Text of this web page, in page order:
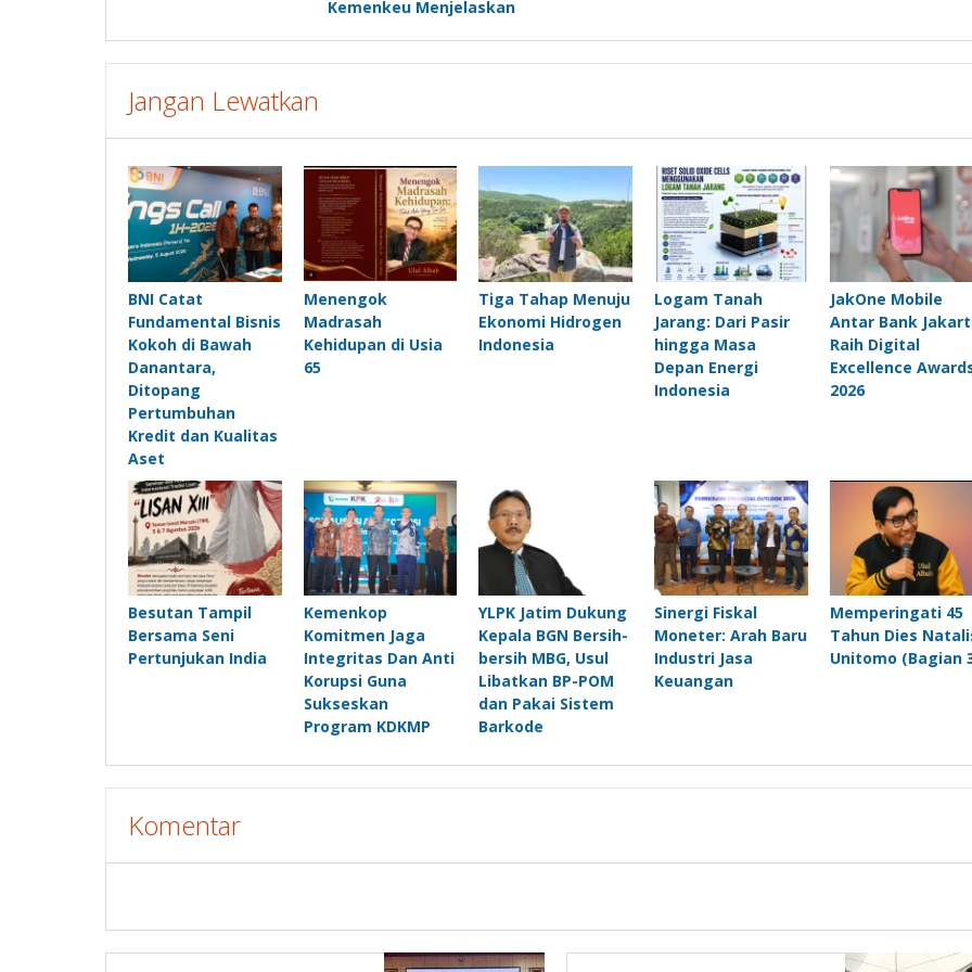
Kemenkeu Menjelaskan
Jangan Lewatkan
BNI Catat
Fundamental Bisnis
Kokoh di Bawah
Danantara,
Ditopang
Pertumbuhan
Kredit dan Kualitas
Aset
Menengok
Madrasah
Kehidupan di Usia
65
Tiga Tahap Menuju
Ekonomi Hidrogen
Indonesia
Logam Tanah
Jarang: Dari Pasir
hingga Masa
Depan Energi
Indonesia
JakOne Mobile
Antar Bank
Raih Digital
Excellence
2026
Besutan Tampil
Bersama Seni
Pertunjukan India
Kemenkop
Komitmen Jaga
Integritas Dan Anti
Korupsi Guna
Sukseskan
Program KDKMP
YLPK Jatim Dukung
Kepala BGN Bersih-
bersih MBG, Usul
Libatkan BP-POM
dan Pakai Sistem
Barkode
Sinergi Fiskal
Moneter: Arah Baru
Industri Jasa
Keuangan
Memperingati 45
Tahun Dies
Unitomo (Bagian
Komentar